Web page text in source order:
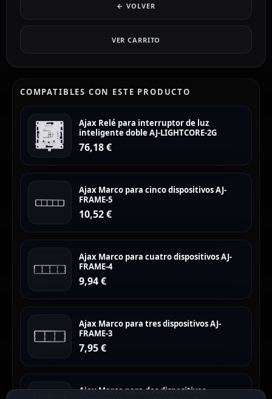
← VOLVER
VER CARRITO
COMPATIBLES CON ESTE PRODUCTO
Ajax Relé para interruptor de luz
inteligente doble AJ-LIGHTCORE-2G
76,18€
Ajax Marco para cinco dispositivos AJ-
FRAME-5
10,52€
Ajax Marco para cuatro dispositivos AJ-
FRAME-4
9,94€
Ajax Marco para tres dispositivos AJ-
FRAME-3
7,95€
Ajax Marco para dos dispositivos